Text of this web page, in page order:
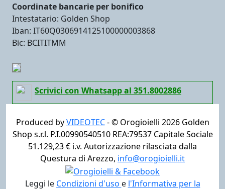
Coordinate bancarie per bonifico
Intestatario: Golden Shop
Iban: IT60Q0306914125100000003868
Bic: BCITITMM
Scrivici con Whatsapp al 351.8002886
Produced byVIDEOTEC - © Orogioielli 2026Golden
Shop s.r.l. P.I.00990540510 REA:79537 Capitale Sociale
51.129,23 € i.v. Autorizzazione rilasciata dalla
Questura di Arezzo, info@orogioielli.it
Leggi le Condizioni d'uso e l'Informativa per la